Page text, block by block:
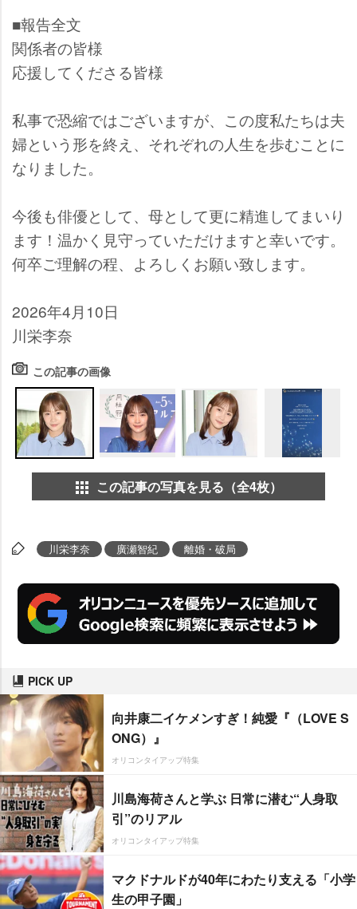
■報告全文
関係者の皆様
応援してくださる皆様
私事で恐縮ではございますが、この度私たちは夫
婦という形を終え、それぞれの人生を歩むことに
なりました。
今後も俳優として、母として更に精進してまいり
ます！温かく見守っていただけますと幸いです。
何卒ご理解の程、よろしくお願い致します。
2026年4月10日
川栄李奈
この記事の画像
この記事の写真を見る（全4枚）
川栄李奈 廣瀬智紀 離婚・破局
PICK UP
向井康二イケメンすぎ！純愛『（LOVE S
ONG）』
オリコンタイアップ特集
川島海荷さんと学ぶ 日常に潜む“人身取
引”のリアル
オリコンタイアップ特集
マクドナルドが40年にわたり支える「小学
生の甲子園」